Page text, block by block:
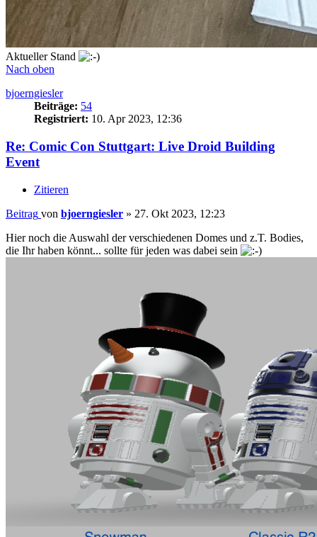
Aktueller Stand
Nach oben
bjoerngiesler
Beiträge: 54
Registriert: 10. Apr 2023, 12:36
Re: Comic Con Stuttgart: Live Droid Building
Event
Zitieren
Beitrag von bjoerngiesler » 27. Okt 2023, 12:23
Hier noch die Auswahl der verschiedenen Domes und z.T. Bodies,
die Ihr haben könnt... sollte für jeden was dabei sein